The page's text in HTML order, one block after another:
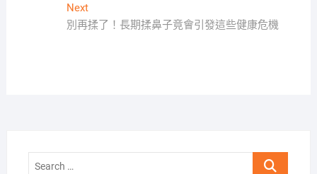
NextNext
post:
別再揉了！長期揉鼻子竟會引發這些健康危機
Search